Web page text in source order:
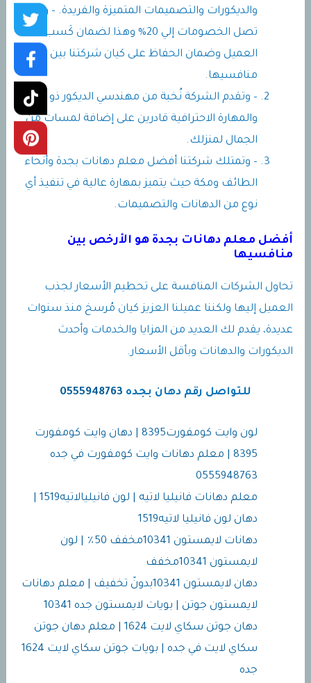
والديكورات والتصميمات المتميزة والفريدة. – وقد
تصل الخصومات إلي 20% وهذا لضمان كَسب ثقة
العميل وضمان الحفاظ على كيان شركتنا بين
منافسيها.
– وتقدم الشركة نُخبة من مهندسي الديكور ذو الدقة
والمهارة الاحترافية قادرين على إضافة لمسات من
الجمال لمنزلك.
– وتمتلك شركتنا أفضل معلم دهانات بجدة وأنحاء
الطائف ومكة حيث يتميز بمهارة عالية في تنفيذ أي
نوع من الدهانات والتصميمات.
أفضل معلم دهانات بجدة هو الأرخص بين
منافسيها
تحاول الشركات المنافسة على تحطيم الأسعار لجذب
العميل إليها ولكننا عميلنا العزيز كيان مُرسخ منذ سنوات
عديدة، يقدم لك العديد من المزايا والخدمات وأحدث
الديكورات والدهانات وبأقل الأسعار.
للتواصل رقم دهان بجده 0555948763
لون وايت كومفورت8395 | دهان وايت كومفورت
8395 | معلم دهانات وايت كومفورت في جده
0555948763
دهان لون فانيليا لاتيه1519
دهانات لايمستون 10341مخفف 50٪ | لون
لايمستون 10341مخفف
دهان لايمستون 10341بدونً تخفيف | معلم دهانات
لايمستون جوتن | بويات لايمستون جده 10341
دهان جوتن سكاي لايت 1624 | معلم دهان جوتن
سكاي لايت في جده | بويات جوتن سكاي لايت 1624
جده